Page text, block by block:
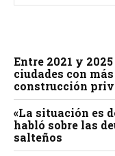
Entre 2021 y
ciudades con
construcción
«La situación es
habló sobre las
salteños